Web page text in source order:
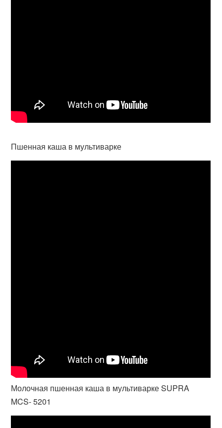
Пшенная каша в мультиварке
Молочная пшенная каша в мультиварке SUPRA
MCS- 5201